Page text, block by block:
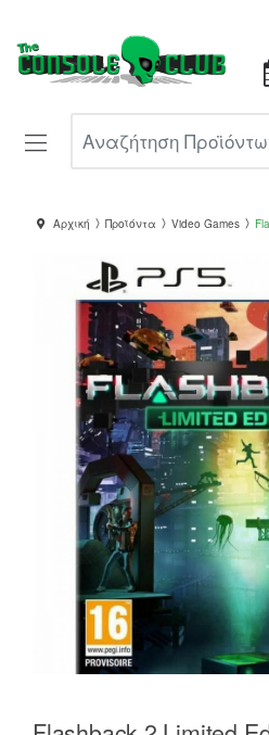
Αρχική Προϊόντα Video Games